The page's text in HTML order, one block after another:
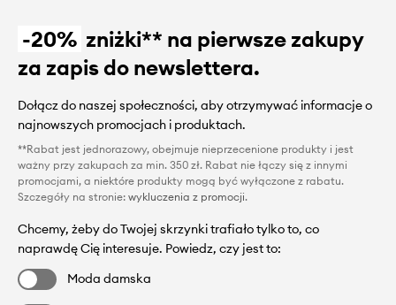
-20% zniżki** na pierwsze zakupy
za zapis do newslettera.
Dołącz do naszej społeczności, aby otrzymywać informacje o
najnowszych promocjach i produktach.
**Rabat jest jednorazowy, obejmuje nieprzecenione produkty i jest
ważny przy zakupach za min. 350 zł. Rabat nie łączy się z innymi
promocjami, a niektóre produkty mogą być wyłączone z rabatu.
Szczegóły na stronie: wykluczenia z promocji.
Chcemy, żeby do Twojej skrzynki trafiało tylko to, co
naprawdę Cię interesuje. Powiedz, czy jest to:
Moda damska